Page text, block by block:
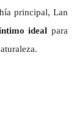
principal, Lan
ideal para